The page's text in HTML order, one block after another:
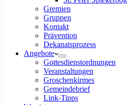
Gremien
Gruppen
Kontakt
Prävention
Dekanatsprozess
Angebote
Gottesdienstordnungen
Veranstaltungen
Groschenkirmes
Gemeindebrief
Link-Tipps